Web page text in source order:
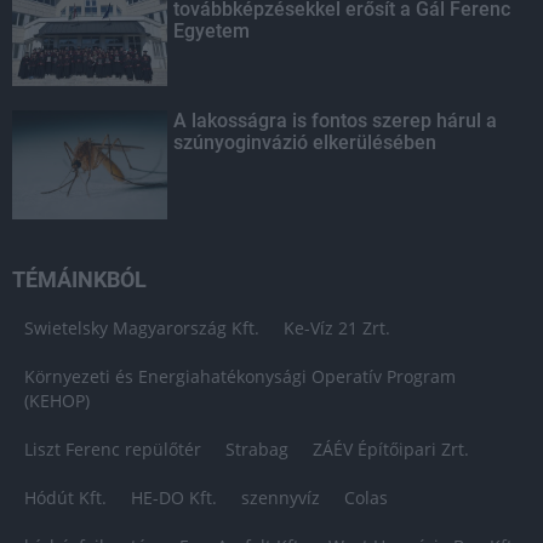
továbbképzésekkel erősít a Gál Ferenc
Egyetem
A lakosságra is fontos szerep hárul a
szúnyoginvázió elkerülésében
TÉMÁINKBÓL
Swietelsky Magyarország Kft. Ke-Víz 21 Zrt.
Környezeti és Energiahatékonysági Operatív Program
(KEHOP)
Liszt Ferenc repülőtér Strabag ZÁÉV Építőipari Zrt.
Hódút Kft. HE-DO Kft. szennyvíz Colas